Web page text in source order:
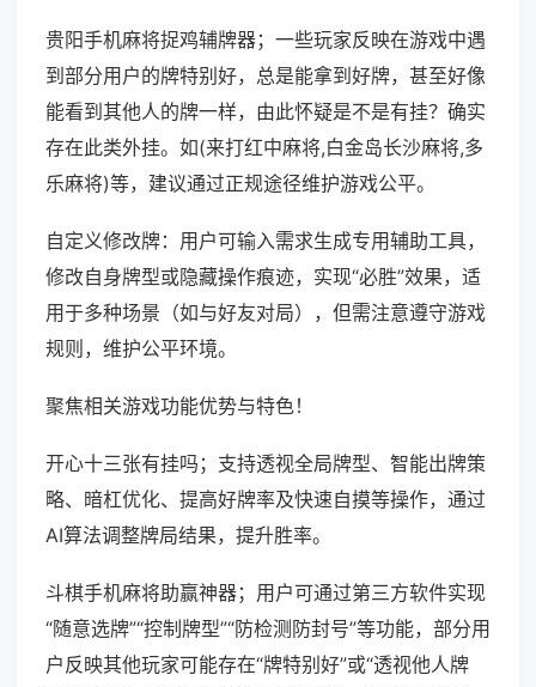
贵阳手机麻将捉鸡辅牌器；一些玩家反映在游戏中遇
到部分用户的牌特别好，总是能拿到好牌，甚至好像
能看到其他人的牌一样，由此怀疑是不是有挂？确实
存在此类外挂。如(来打红中麻将,白金岛长沙麻将,多
乐麻将)等，建议通过正规途径维护游戏公平。
自定义修改牌：用户可输入需求生成专用辅助工具，
修改自身牌型或隐藏操作痕迹，实现“必胜”效果，适
用于多种场景（如与好友对局），但需注意遵守游戏
规则，维护公平环境。
聚焦相关游戏功能优势与特色！
开心十三张有挂吗；支持透视全局牌型、智能出牌策
略、暗杠优化、提高好牌率及快速自摸等操作，通过
AI算法调整牌局结果，提升胜率。
斗棋手机麻将助赢神器；用户可通过第三方软件实现
“随意选牌”“控制牌型”“防检测防封号”等功能，部分用
户反映其他玩家可能存在“牌特别好”或“透视他人牌